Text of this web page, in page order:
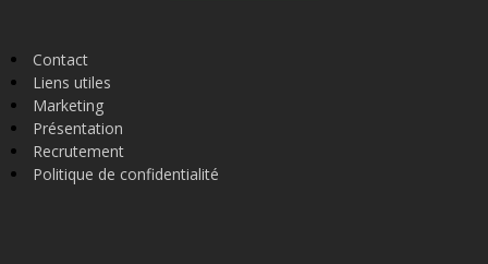
Contact
Liens utiles
Marketing
Présentation
Recrutement
Politique de confidentialité